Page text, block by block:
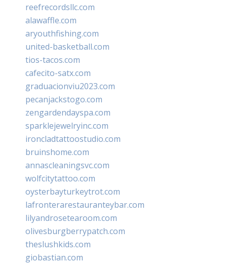
reefrecordsllc.com
alawaffle.com
aryouthfishing.com
united-basketball.com
tios-tacos.com
cafecito-satx.com
graduacionviu2023.com
pecanjackstogo.com
zengardendayspa.com
sparklejewelryinc.com
ironcladtattoostudio.com
bruinshome.com
annascleaningsvc.com
wolfcitytattoo.com
oysterbayturkeytrot.com
lafronterarestauranteybar.com
lilyandrosetearoom.com
olivesburgberrypatch.com
theslushkids.com
giobastian.com